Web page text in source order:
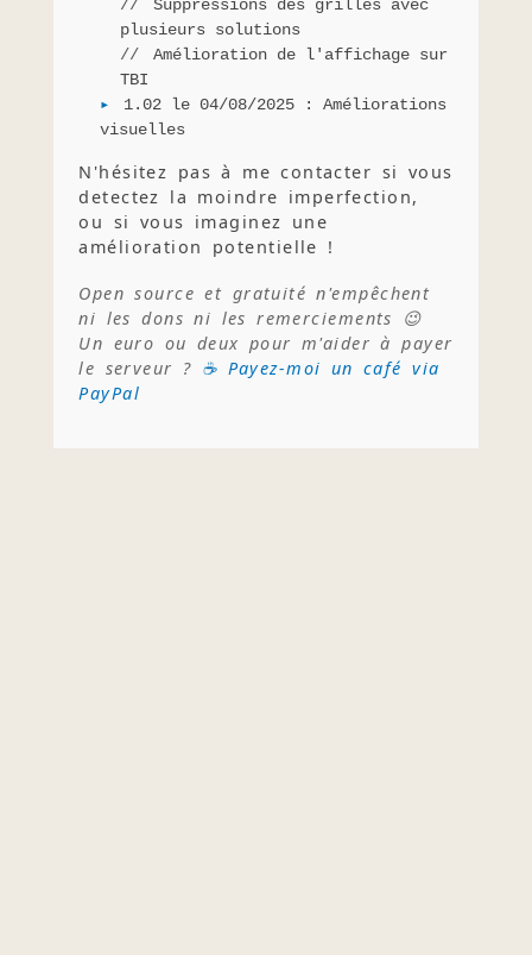
Suppressions des grilles avec
plusieurs solutions
Amélioration de l'affichage sur
TBI
1.02 le 04/08/2025 : Améliorations
visuelles
N'hésitez pas à me contacter si vous
detectez la moindre imperfection,
ou si vous imaginez une
amélioration potentielle !
Open source et gratuité n'empêchent
ni les dons ni les remerciements 😉
Un euro ou deux pour m'aider à payer
le serveur ? ☕ Payez-moi un café via
PayPal